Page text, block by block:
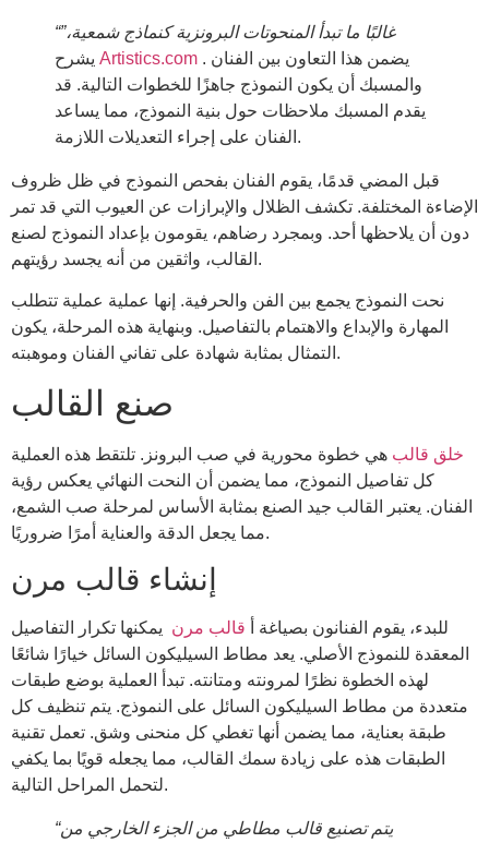
“غالبًا ما تبدأ المنحوتات البرونزية كنماذج شمعية،”
Artistics.com . يضمن هذا التعاون بين الفنان
والمسبك أن يكون النموذج جاهزًا للخطوات التالية. قد
يقدم المسبك ملاحظات حول بنية النموذج، مما يساعد
الفنان على إجراء التعديلات اللازمة.
قبل المضي قدمًا، يقوم الفنان بفحص النموذج في ظل ظروف
الإضاءة المختلفة. تكشف الظلال والإبرازات عن العيوب التي قد تمر
دون أن يلاحظها أحد. وبمجرد رضاهم، يقومون بإعداد النموذج لصنع
القالب، واثقين من أنه يجسد رؤيتهم.
نحت النموذج يجمع بين الفن والحرفية. إنها عملية عملية تتطلب
المهارة والإبداع والاهتمام بالتفاصيل. وبنهاية هذه المرحلة، يكون
التمثال بمثابة شهادة على تفاني الفنان وموهبته.
صنع القالب
خلق قالب هي خطوة محورية في صب البرونز. تلتقط هذه العملية
كل تفاصيل النموذج، مما يضمن أن النحت النهائي يعكس رؤية
الفنان. يعتبر القالب جيد الصنع بمثابة الأساس لمرحلة صب الشمع،
مما يجعل الدقة والعناية أمرًا ضروريًا.
إنشاء قالب مرن
للبدء، يقوم الفنانون بصياغة أ قالب مرن يمكنها تكرار التفاصيل
المعقدة للنموذج الأصلي. يعد مطاط السيليكون السائل خيارًا شائعًا
لهذه الخطوة نظرًا لمرونته ومتانته. تبدأ العملية بوضع طبقات
متعددة من مطاط السيليكون السائل على النموذج. يتم تنظيف كل
طبقة بعناية، مما يضمن أنها تغطي كل منحنى وشق. تعمل تقنية
الطبقات هذه على زيادة سمك القالب، مما يجعله قويًا بما يكفي
لتحمل المراحل التالية.
“يتم تصنيع قالب مطاطي من الجزء الخارجي من